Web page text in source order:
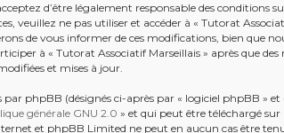
d’être légalement responsable des conditions
veuillez ne pas utiliser et accéder à « Tutorat
de vous informer de ces modifications, bien que
à « Tutorat Associatif Marseillais » après que
et mises à jour.
par phpBB (désignés ci-après par « logiciel phpBB »
générale GNU 2.0 » et qui peut être téléchargé sur
et phpBB Limited ne peut en aucun cas être